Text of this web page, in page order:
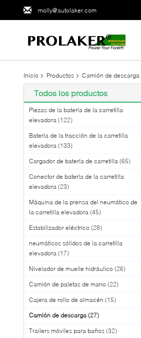
molly@autolaker.com
Inicio Productos Camión de descarga
Todos los productos
Piezas de la batería de la carretilla
elevadora (122)
Batería de la tracción de la carretilla
elevadora (133)
Cargador de batería de carretilla (65)
Conector de batería de la carretilla
elevadora (23)
Máquina de la prensa del neumático de
la carretilla elevadora (45)
Estabilizador eléctrico (28)
neumáticos sólidos de la carretilla
elevadora (17)
Nivelador de muelle hidráulico (26)
Camión de paletas de mano (22)
Cajera de rollo de almacén (15)
Camión de descarga (27)
Trailers móviles para baños (32)